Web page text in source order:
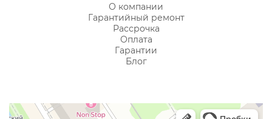
О компании
Гарантийный ремонт
Рассрочка
Оплата
Гарантии
Блог